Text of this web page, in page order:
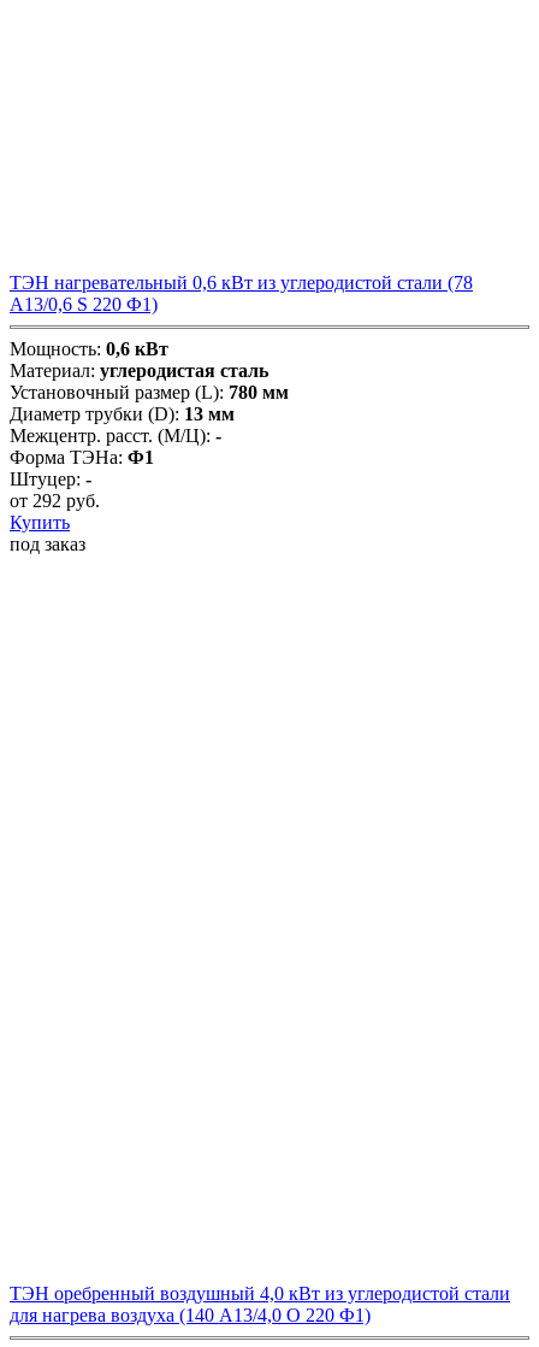
ТЭН нагревательный 0,6 кВт из углеродистой стали (78
А13/0,6 S 220 Ф1)
Мощность: 0,6 кВт
Материал: углеродистая сталь
Установочный размер (L): 780 мм
Диаметр трубки (D): 13 мм
Межцентр. расст. (М/Ц): -
Форма ТЭНа: Ф1
Штуцер: -
от 292 руб.
Купить
под заказ
ТЭН оребренный воздушный 4,0 кВт из углеродистой стали
для нагрева воздуха (140 А13/4,0 О 220 Ф1)